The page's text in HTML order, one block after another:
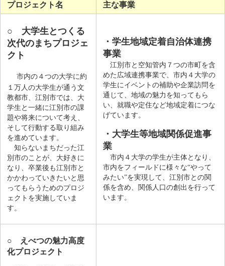
プロジェクト名 主な事業
○ 大学生とつくる
次代のまちプロジェ
クト
市内の４つの大学に約
１万人の大学生が通う文
教都市、江別市では、大
学生と一緒に江別市の課
題や将来について考え、
そして行動する取り組み
を進めています。
知らないまちだった江
別市のことが、大好きに
なり、卒業後も江別市と
かかわっていきたいと思
ってもらうためのプロジ
ェクトを実施していま
す。​
・学生地域定着自治体連携
事業
江別市と空知管内７つの市町を含
めた広域連携事業で、市内４大学の
学生にイベントの補助や企業訪問を
通じて、地域の魅力を知ってもら
い、就職や定住など地域定着につな
げています。​
・大学生等地域関係促進事
業
​ 市内４大学の学生が主体となり、
市内をフィールドに様々な“やって
みたい”を実現して、江別市との関
係を含め、関係人口の創出を行って
います。
○
えべつの魅力高度
化プロジェクト